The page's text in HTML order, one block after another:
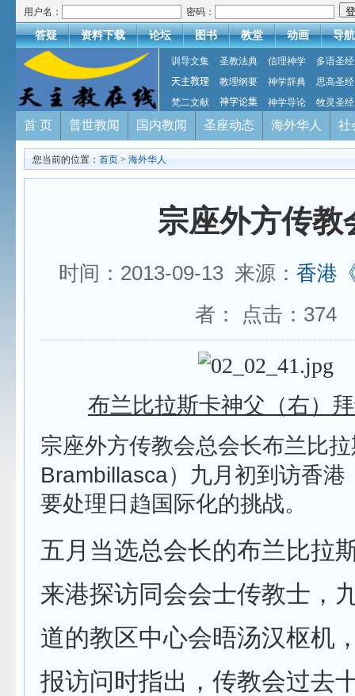
用户名： 密码：
答疑 资料下载 论坛 图书 教堂 动画 导航
训导文集 圣教法典 信理神学
多语圣经
天主教理
教理纲要 神学辞典
思高圣经
梵二文献
神学论集 神学导论 牧灵圣经
首 页 普世教闻 国内教闻 圣座动态 海外华人 社
您当前的位置： 首页 > 海外华人
宗座外方传教
时间：2013-09-13 来源： 香港
者： 点击： 374
布兰比拉斯卡神父（右）
宗座外方传教会总会长布兰比
Brambillasca）九月初到访香港
要处理日趋国际化的挑战。
五月当选总会长的布兰比拉
来港探访同会会士传教士，
道的教区中心会晤汤汉枢机
报访问时指出，传教会过去